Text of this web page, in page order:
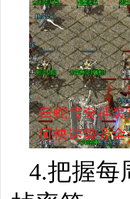
4.把握每